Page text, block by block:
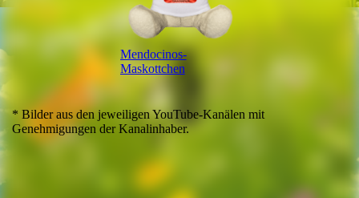
Mendocinos-
Maskottchen
* Bilder aus den jeweiligen YouTube-Kanälen mit
Genehmigungen der Kanalinhaber.